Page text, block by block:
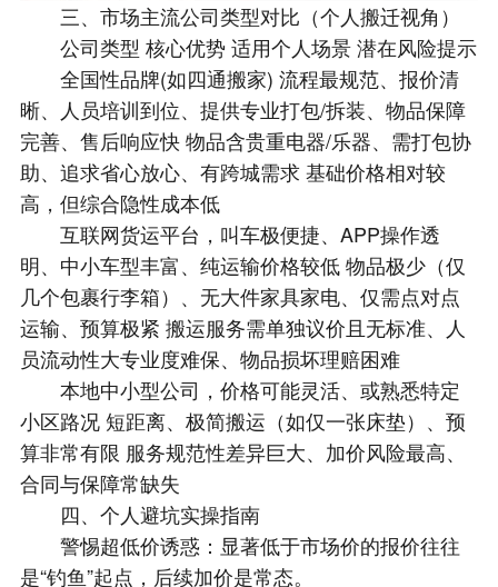
三、市场主流公司类型对比（个人搬迁视角）
公司类型 核心优势 适用个人场景 潜在风险提示
全国性品牌(如四通搬家) 流程最规范、报价清
晰、人员培训到位、提供专业打包/拆装、物品保障
完善、售后响应快 物品含贵重电器/乐器、需打包协
助、追求省心放心、有跨城需求 基础价格相对较
高，但综合隐性成本低
互联网货运平台，叫车极便捷、APP操作透
明、中小车型丰富、纯运输价格较低 物品极少（仅
几个包裹行李箱）、无大件家具家电、仅需点对点
运输、预算极紧 搬运服务需单独议价且无标准、人
员流动性大专业度难保、物品损坏理赔困难
本地中小型公司，价格可能灵活、或熟悉特定
小区路况 短距离、极简搬运（如仅一张床垫）、预
算非常有限 服务规范性差异巨大、加价风险最高、
合同与保障常缺失
四、个人避坑实操指南
警惕超低价诱惑：显著低于市场价的报价往往
是“钓鱼”起点，后续加价是常态。